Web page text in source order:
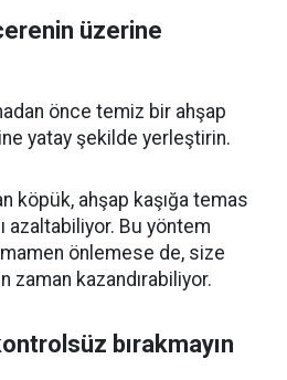
üzerine
önce temiz bir ahşap
yatay şekilde yerleştirin.
köpük, ahşap kaşığa temas
azaltabiliyor. Bu yöntem
önlemese de, size
zaman kazandırabiliyor.
bırakmayın